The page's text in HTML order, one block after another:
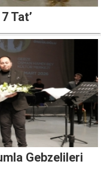
Tat’
Gebzelileri